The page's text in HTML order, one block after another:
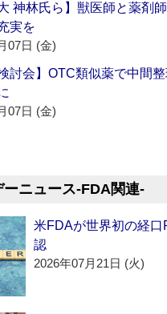
神林氏ら】獣医師と薬剤
実を
07日 (金)
討会】OTC類似薬で中間
07日 (金)
ニュース‐FDA関連‐
米FDAが世界初の経
認
2026年07月21日 (火)